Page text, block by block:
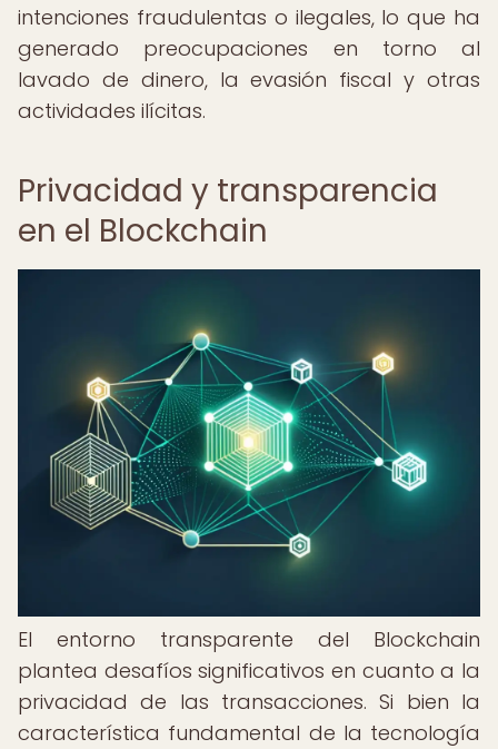
intenciones fraudulentas o ilegales, lo que ha
generado preocupaciones en torno al
lavado de dinero, la evasión fiscal y otras
actividades ilícitas.
Privacidad y transparencia
en el Blockchain
El entorno transparente del Blockchain
plantea desafíos significativos en cuanto a la
privacidad de las transacciones. Si bien la
característica fundamental de la tecnología